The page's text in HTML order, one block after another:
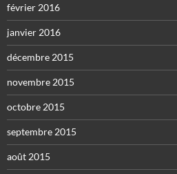
février 2016
janvier 2016
décembre 2015
novembre 2015
octobre 2015
septembre 2015
août 2015